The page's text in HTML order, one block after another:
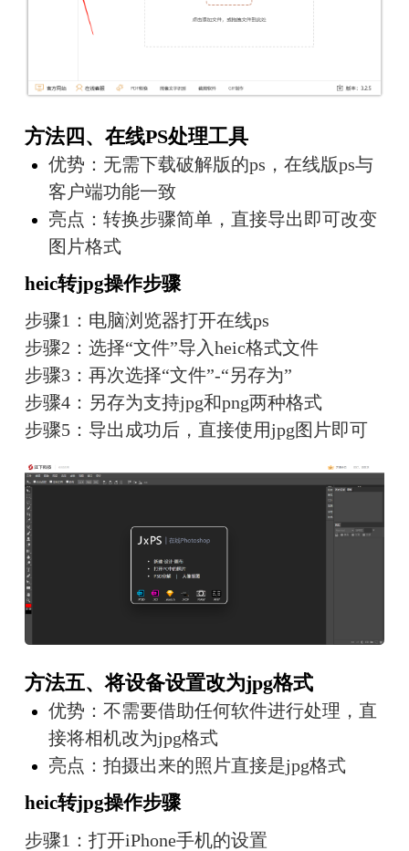
方法四、在线PS处理工具
优势：无需下载破解版的ps，在线版ps与
客户端功能一致
亮点：转换步骤简单，直接导出即可改变
图片格式
heic转jpg操作步骤
步骤1：电脑浏览器打开在线ps
步骤2：选择“文件”导入heic格式文件
步骤3：再次选择“文件”-“另存为”
步骤4：另存为支持jpg和png两种格式
步骤5：导出成功后，直接使用jpg图片即可
方法五、将设备设置改为jpg格式
优势：不需要借助任何软件进行处理，直
接将相机改为jpg格式
亮点：拍摄出来的照片直接是jpg格式
heic转jpg操作步骤
步骤1：打开iPhone手机的设置